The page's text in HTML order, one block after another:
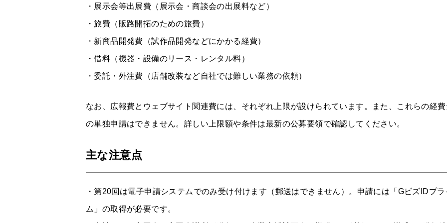
・展示会等出展費（展示会・商談会の出展料など）
・旅費（販路開拓のための旅費）
・新商品開発費（試作品開発などにかかる経費）
・借料（機器・設備のリース・レンタル料）
・委託・外注費（店舗改装など自社では難しい業務の依頼）
なお、広報費とウェブサイト関連費には、それぞれ上限が設けられています。また、これらの経
の単独申請はできません。詳しい上限額や条件は最新の公募要領で確認してください。
主な注意点
・第20回は電子申請システムでのみ受け付けます（郵送はできません）。申請には「GビズIDプラ
ム」の取得が必要です。